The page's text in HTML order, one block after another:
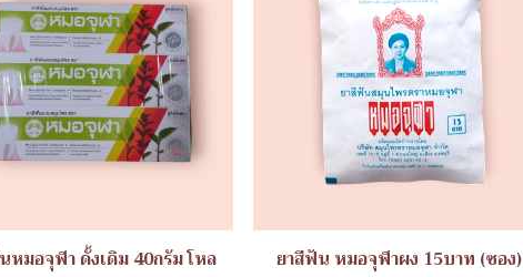
หมอจุฬา ดั้งเดิม 40กรัม โหล ยาสีฟัน หมอจุฬาผง 15บาท (ซอง)